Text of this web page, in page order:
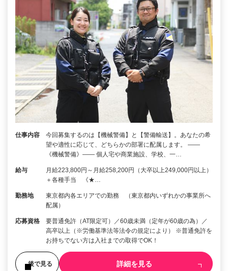
仕事内容
今回募集するのは【機械警備】と【警備輸送】。あなたの希
望や適性に応じて、どちらかの部署に配属します。 ――
《機械警備》―― 個人宅や商業施設、学校、一…
給与
月給223,800円～月給258,200円（大卒以上249,000円以上）
＋各種手当 《★…
勤務地
東京都内各エリアでの勤務 （東京都内いずれかの事業所へ
配属）
応募資格
要普通免許（AT限定可）／60歳未満（定年が60歳の為）／
高卒以上（※労働基準法等法令の規定により） ※普通免許を
お持ちでない方は入社までの取得でOK！
後で見る 詳細を見る